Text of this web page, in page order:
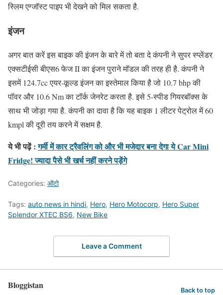
स्लिम एग्जॉस्ट पाइप भी देखने को मिल सकता है.
इंजन
अगर बात करें इस बाइक की इंजन के बारे में तो बता दे कंपनी ने सुपर स्प्लेंडर
एक्सटीईसी बीएस6 फेज II का इंजन पुराने मॉडल की तरह ही है. कंपनी ने
इसमें 124.7cc एयर-कूल्ड इंजन का इस्तेमाल किया है जो 10.7 bhp की
पॉवर और 10.6 Nm का टॉर्क जेनरेट करता है. इसे 5-स्पीड गियरबॉक्स के
साथ भी जोड़ा गया है. कंपनी का दावा है कि यह बाइक 1 लीटर पेट्रोल में 60
kmpl की दूरी तय करने में सक्षम है.
ये भी पढ़ें : गर्मी में कार ट्रैवलिंग को और भी मजेदार बना देगा ये Car Mini
Fridge! ज्यादा पैसे भी खर्च नहीं करने पड़ेंगे
Categories: ऑटो
Tags: auto news in hindi, Hero, Hero Motocorp, Hero Super
Splendor XTEC BS6, New Bike
Leave a Comment
Bloggistan Back to top